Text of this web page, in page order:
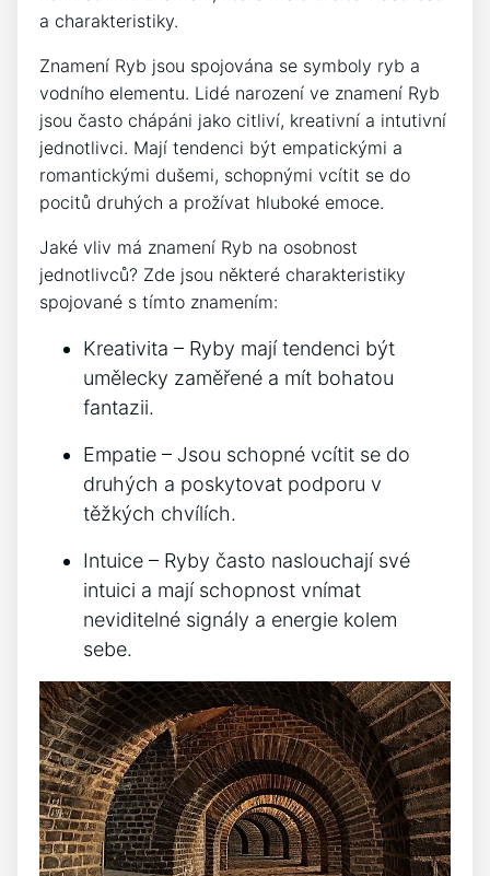
a charakteristiky.
Znamení Ryb jsou spojována se symboly ryb a
vodního elementu. Lidé narození ve znamení Ryb
jsou často chápáni jako citliví, kreativní a intutivní
jednotlivci. Mají tendenci být empatickými a
romantickými dušemi, schopnými vcítit se do
pocitů druhých a prožívat hluboké emoce.
Jaké vliv má znamení Ryb na osobnost
jednotlivců? Zde jsou některé charakteristiky
spojované s tímto znamením:
Kreativita – Ryby mají tendenci být
umělecky zaměřené a mít bohatou
fantazii.
Empatie – Jsou schopné vcítit se do
druhých a poskytovat podporu v
těžkých chvílích.
Intuice – Ryby často naslouchají své
intuici a mají schopnost vnímat
neviditelné signály a energie kolem
sebe.